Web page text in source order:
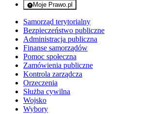
Moje Prawo.pl
- rejestracja i logowanie do serwisu
Samorząd terytorialny
Bezpieczeństwo publiczne
Administracja publiczna
Finanse samorządów
Pomoc społeczna
Zamówienia publiczne
Kontrola zarządcza
Orzeczenia
Służba cywilna
Wojsko
Wybory